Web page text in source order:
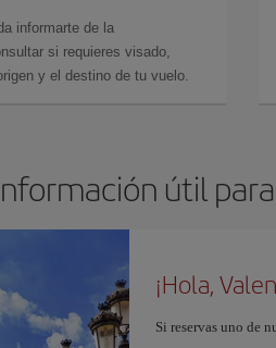
informarte de la
si requieres visado,
y el destino de tu vuelo.
útil
¡Hola,
Si reservas uno de